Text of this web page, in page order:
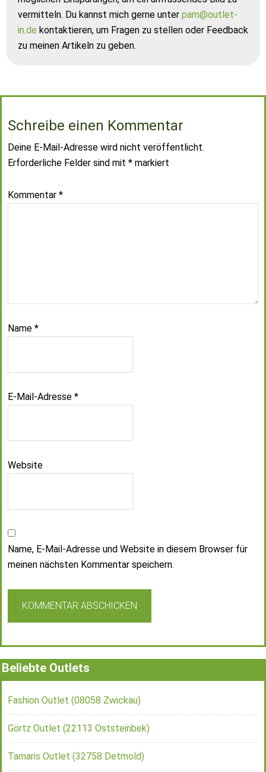
vermitteln. Du kannst mich gerne unter pam@outlet-
in.de kontaktieren, um Fragen zu stellen oder Feedback
zu meinen Artikeln zu geben.
Schreibe einen Kommentar
Deine E-Mail-Adresse wird nicht veröffentlicht.
Erforderliche Felder sind mit * markiert
Kommentar *
Name *
E-Mail-Adresse *
Website
Name, E-Mail-Adresse und Website in diesem Browser für
meinen nächsten Kommentar speichern.
Beliebte Outlets
Fashion Outlet (08058 Zwickau)
Görtz Outlet (22113 Oststeinbek)
Tamaris Outlet (32758 Detmold)